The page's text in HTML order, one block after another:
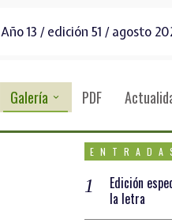
Año 13 / edición 51 / agosto
Galería PDF
Edición
la letra